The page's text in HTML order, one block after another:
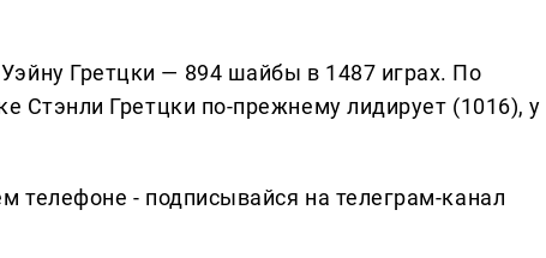
Гретцки — 894 шайбы в 1487 играх. По
Стэнли Гретцки по-прежнему лидирует (1016), у
телефоне - подписывайся на телеграм-канал